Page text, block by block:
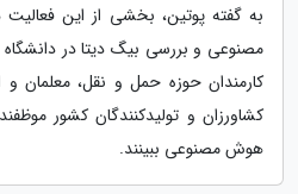
به گفته پوتین، بخشی از این
مصنوعی و بررسی بیگ دیتا در
کارمندان حوزه حمل و نقل، معلمان و
کشاورزان و تولیدکنندگان کشور
هوش مصنوعی ببینند.